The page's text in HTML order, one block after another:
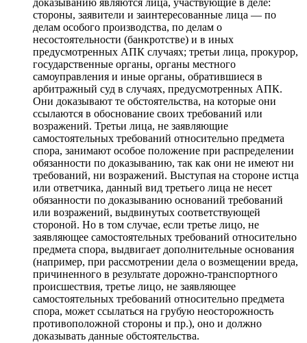
доказыванию являются лица, участвующие в деле:
стороны, заявители и заинтересованные лица — по
делам особого производства, по делам о
несостоятельности (банкротстве) и в иных
предусмотренных АПК случаях; третьи лица, прокурор,
государственные органы, органы местного
самоуправления и иные органы, обратившиеся в
арбитражный суд в случаях, предусмотренных АПК.
Они доказывают те обстоятельства, на которые они
ссылаются в обоснование своих требований или
возражений. Третьи лица, не заявляющие
самостоятельных требований относительно предмета
спора, занимают особое положение при распределении
обязанности по доказыванию, так как они не имеют ни
требований, ни возражений. Выступая на стороне истца
или ответчика, данный вид третьего лица не несет
обязанности по доказыванию оснований требований
или возражений, выдвинутых соответствующей
стороной. Но в том случае, если третье лицо, не
заявляющее самостоятельных требований относительно
предмета спора, выдвигает дополнительные основания
(например, при рассмотрении дела о возмещении вреда,
причиненного в результате дорожно-транспортного
происшествия, третье лицо, не заявляющее
самостоятельных требований относительно предмета
спора, может ссылаться на грубую неосторожность
противоположной стороны и пр.), оно и должно
доказывать данные обстоятельства.